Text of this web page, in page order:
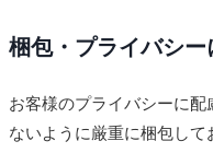
梱包・プライバシ
お客様のプライバシーに
ないように厳重に梱包して